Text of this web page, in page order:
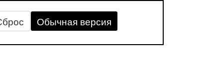
Обычная версия